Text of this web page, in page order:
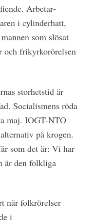
Arbetar­
i cylinderhatt,
som slösat
och frikyrkorörelsen
storhetstid är
Socialismens röda
maj. IOGT-NTO
på krogen.
som det är: Vi har
är den folkliga
när folk­rörelser
i